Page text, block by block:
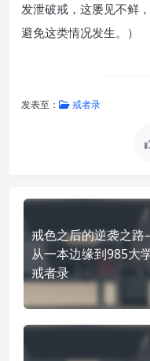
发泄破戒，这屡见不鲜
避免这类情况发生。）
发表至： 戒者录
戒色之后的逆袭之
从一本边缘到985大
戒者录